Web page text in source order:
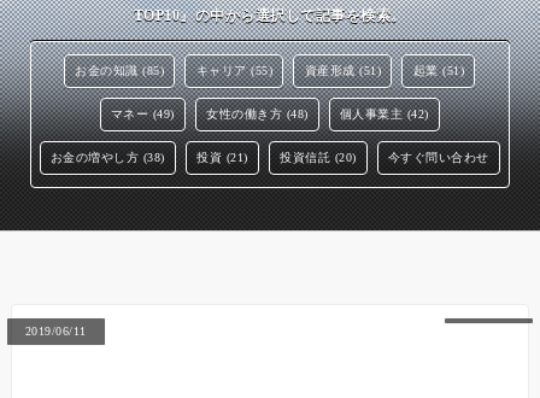
TOP10』の中から選択して記事を検索。
お金の知識 (85) キャリア (55) 資産形成 (51) 起業 (51)
マネー (49) 女性の働き方 (48) 個人事業主 (42)
お金の増やし方 (38) 投資 (21) 投資信託 (20) 今すぐ問い合わせ
2019/06/11